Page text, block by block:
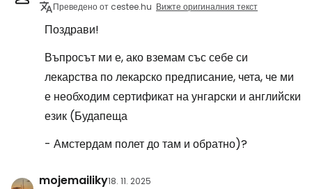
Преведено от cestee.hu Вижте оригиналния текст
Поздрави!
Въпросът ми е, ако вземам със себе си
лекарства по лекарско предписание, чета, че ми
е необходим сертификат на унгарски и английски
език (Будапеща
- Амстердам полет до там и обратно)?
mojemailiky18. 11. 2025